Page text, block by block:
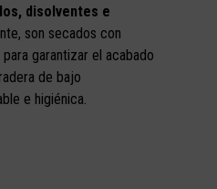
disolventes e
son secados con
garantizar el acabado
de bajo
e higiénica.